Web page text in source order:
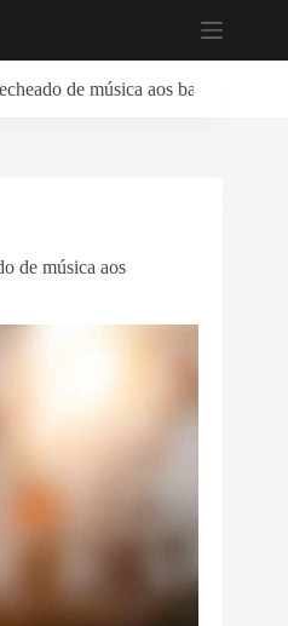
de música aos barcelenses
de música aos